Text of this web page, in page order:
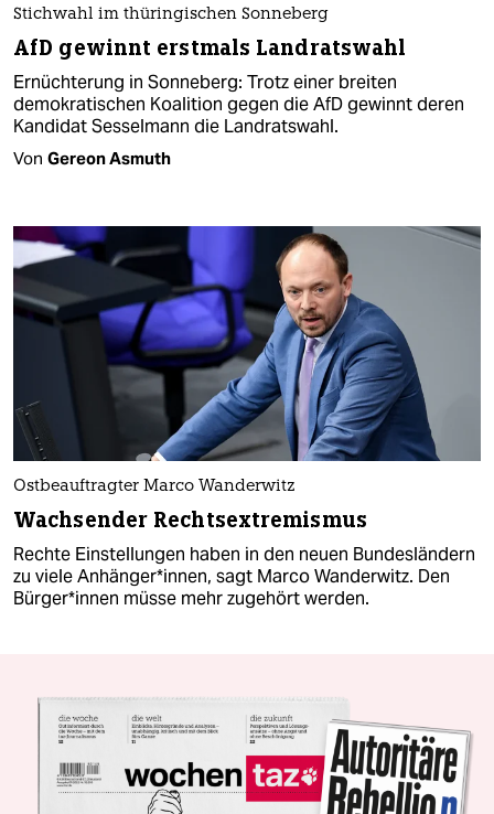
Stichwahl im thüringischen Sonneberg
AfD gewinnt erstmals Landratswahl
Ernüchterung in Sonneberg: Trotz einer breiten
demokratischen Koalition gegen die AfD gewinnt deren
Kandidat Sesselmann die Landratswahl.
Von Gereon Asmuth
Ostbeauftragter Marco Wanderwitz
Wachsender Rechtsextremismus
Rechte Einstellungen haben in den neuen Bundesländern
zu viele Anhänger*innen, sagt Marco Wanderwitz. Den
Bürger*innen müsse mehr zugehört werden.